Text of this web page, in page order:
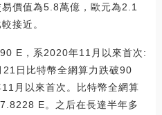
價值為5.8萬億，歐元為2.1
接近。
E，系2020年11月以來首次:
日比特幣全網算力跌破90
月以來首次。比特幣全網算
E。之后在長達半年多